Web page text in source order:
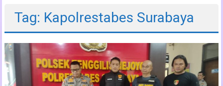
Media
Jawa
Timur
Tag: Kapolrestabes Surabaya